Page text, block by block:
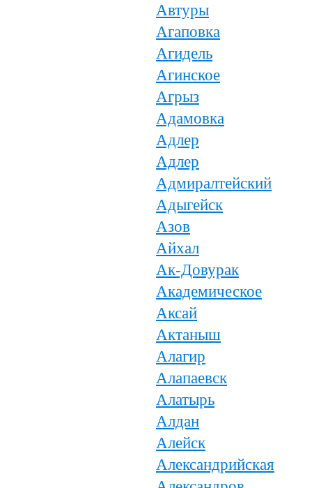
Автуры
Агаповка
Агидель
Агинское
Агрыз
Адамовка
Адлер
Адлер
Адмиралтейский
Адыгейск
Азов
Айхал
Ак-Довурак
Академическое
Аксай
Актаныш
Алагир
Алапаевск
Алатырь
Алдан
Алейск
Александрийская